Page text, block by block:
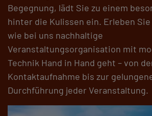
Begegnung, lädt Sie zu einem
hinter die Kulissen ein. Erleben Sie
wie bei uns nachhaltige
Veranstaltungsorganisation mit
Technik Hand in Hand geht – von
Kontaktaufnahme bis zur
Durchführung jeder Veranstaltung.